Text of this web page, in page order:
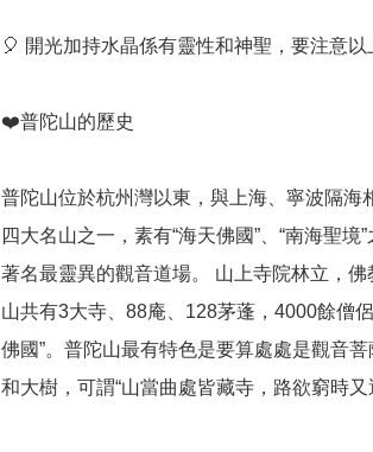
🎈 開光加持水晶係有靈性和神聖，要注意以
❤️普陀山的歷史
普陀山位於杭州灣以東，與上海、寧波隔海
四大名山之一，素有“海天佛國”、“南海聖境
著名最靈異的觀音道場。 山上寺院林立，佛
山共有3大寺、88庵、128茅蓬，4000餘僧
佛國”。普陀山最有特色是要算處處是觀音
和大樹，可謂“山當曲處皆藏寺，路欲窮時又